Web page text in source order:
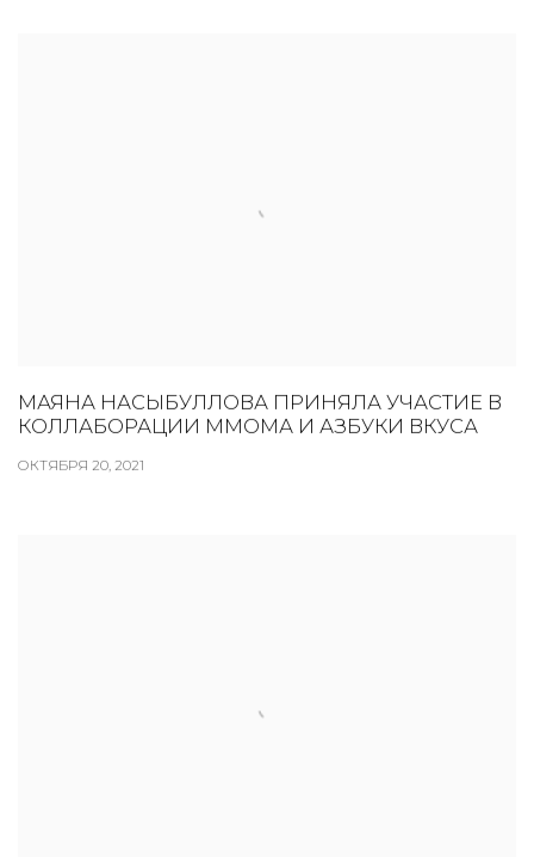
МАЯНА НАСЫБУЛЛОВА ПРИНЯЛА УЧАСТИЕ В
КОЛЛАБОРАЦИИ ММОМА И АЗБУКИ ВКУСА
ОКТЯБРЯ 20, 2021